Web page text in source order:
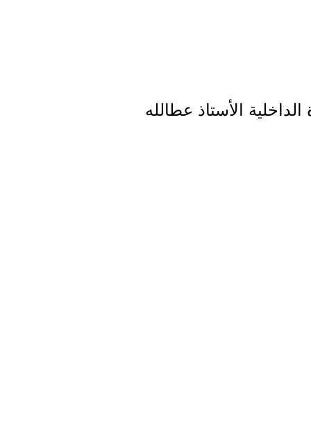
الأستاذ عطالله